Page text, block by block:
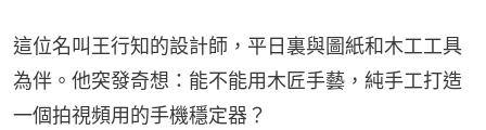
這位名叫王行知的設計師，平日裏與圖紙和木工工具
為伴。他突發奇想：能不能用木匠手藝，純手工打造
一個拍視頻用的手機穩定器？